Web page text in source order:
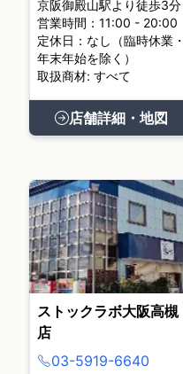
京阪御殿山駅より徒歩3分
営業時間：11:00 - 20:00
定休日：なし（臨時休業・
年末年始を除く）
取扱商材: すべて
店舗詳細・地図
ストックラボ大阪高槻
店
03-5919-6640